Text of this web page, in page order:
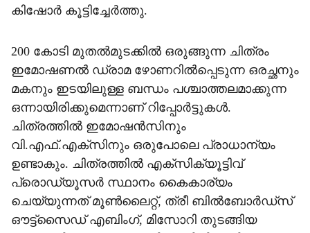
കിഷോർ കൂട്ടിച്ചേർത്തു.
200 കോടി മുതല്‍മുടക്കില്‍ ഒരുങ്ങുന്ന ചിത്രം
ഇമോഷണല്‍ ഡ്രാമ ഴോണറില്‍പ്പെടുന്ന ഒരച്ഛനും
മകനും ഇടയിലുള്ള ബന്ധം പശ്ചാത്തലമാക്കുന്ന
ഒന്നായിരിക്കുമെന്നാണ് റിപ്പോര്‍ട്ടുകള്‍.
ചിത്രത്തില്‍ ഇമോഷന്‍സിനും
വി.എഫ്.എക്സിനും ഒരുപോലെ പ്രാധാന്യം
ഉണ്ടാകും. ചിത്രത്തിൽ എക്സിക്യൂട്ടിവ്‌
പ്രൊഡ്യൂസർ സ്ഥാനം കൈകാര്യം
ചെയ്യുന്നത് മൂൺലൈറ്റ്, ത്രീ ബിൽബോർഡ്‌സ്
ഔട്ട്‌സൈഡ് എബിംഗ്, മിസോറി തുടങ്ങിയ